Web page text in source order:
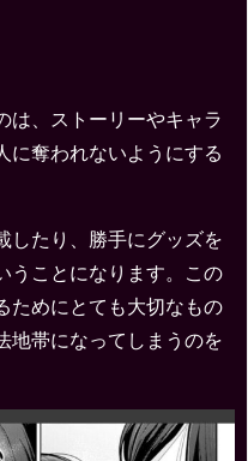
は、ストーリーやキャラ
に奪われないようにする
したり、勝手にグッズを
うことになります。この
ためにとても大切なもの
地帯になってしまうのを